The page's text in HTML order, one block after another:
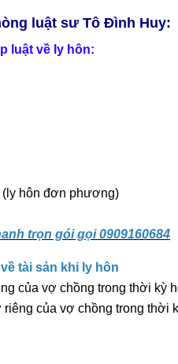
luật sư Tô Đình Huy:
luật về ly hôn:
(ly hôn đơn phương)
trọn gói gọi 0909160684
về tài sản khi ly hôn
của vợ chồng trong thời kỳ
của vợ chồng trong thời